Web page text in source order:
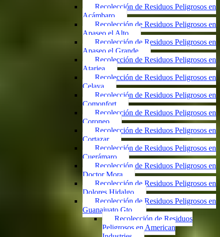
Recolección de Residuos Peligrosos en
Acámbaro
Recolección de Residuos Peligrosos en
Apaseo el Alto
Recolección de Residuos Peligrosos en
Apaseo el Grande
Recolección de Residuos Peligrosos en
Atarjea
Recolección de Residuos Peligrosos en
Celaya
Recolección de Residuos Peligrosos en
Comonfort
Recolección de Residuos Peligrosos en
Coroneo
Recolección de Residuos Peligrosos en
Cortazar
Recolección de Residuos Peligrosos en
Cuerámaro
Recolección de Residuos Peligrosos en
Doctor Mora
Recolección de Residuos Peligrosos en
Dolores Hidalgo
Recolección de Residuos Peligrosos en
Guanajuato Gto.
Recolección de Residuos
Peligrosos en American